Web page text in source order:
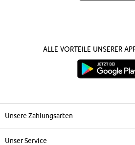
Alle Vorteile unserer
Unsere Zahlungsarten
Unser Service